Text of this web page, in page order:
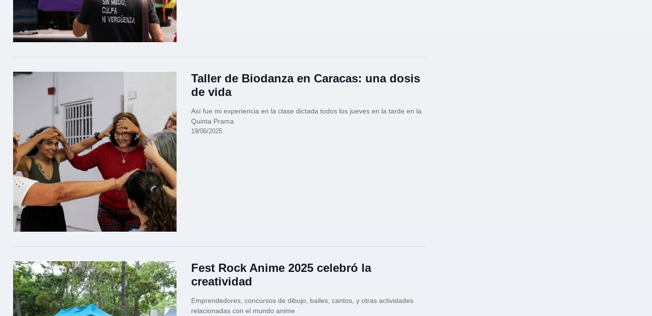
Taller de Biodanza en Caracas: una dosis
de vida
Así fue mi experiencia en la clase dictada todos los jueves en la tarde en la
Quinta Prama
19/06/2025
Fest Rock Anime 2025 celebró la
creatividad
Emprendedores, concursos de dibujo, bailes, cantos, y otras actividades
relacionadas con el mundo anime